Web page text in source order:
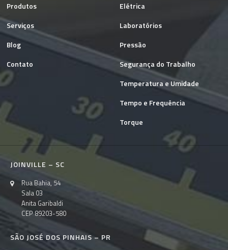
Produtos
Serviços
Blog
Contato
Elétrica
Laboratórios
Pressão
Segurança do Trabalho
Temperatura e Umidade
Tempo e Frequência
Torque
JOINVILLE – SC
Rua Bahia, 54
Sala 03
Anita Garibaldi
CEP 89203-580
SÃO JOSÉ DOS PINHAIS – PR